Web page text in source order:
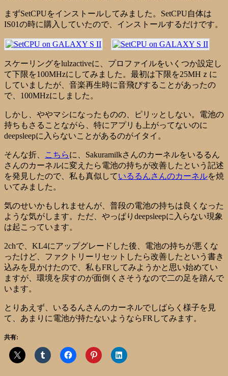
まずSetCPUをインストールしてみました。SetCPU自体は
IS01の時に購入していたので、インストールするだけです。
スケーリングをlulzactiveに、プロファイルをいくつか設定し
て下限を100MHzにしてみました。最初は下限を25MHｚに
していましたが、音楽再生時に音飛びすることがあったの
で、100MHzにしました。
しかし、ややマシになったものの、ピリッとしない。電池の
持ちもさることながら、特にアプリも上がってないのに
deepsleepに入らないことがあるのがイタイ。
そんな折、 こちらに、Sakuramilkさんのカーネルをいるるん
さんのカーネルに変えたら電池の持ちが改善したという記述
を発見したので、私も真似しているるんさんのカーネルを焼
いてみました。
気のせいかもしれませんが、普段の電池の持ちは良くなった
ような気がします。ただ、やっぱりdeepsleepに入らない現象
は起こっています。
2chで、KL4にアップグレードした後、電池の持ちが悪くな
ったけど、ファクトリーリセットしたら改善したという書き
込みを見かけたので、私もFRしてみようかと思い始めてい
ますが、環境を戻すのが面倒くさそうなので二の足を踏んで
います。
とりあえず、いるるんさんのカーネルでしばらく様子を見
て、あまりに電池が持たないようならFRしてみます。
共有: